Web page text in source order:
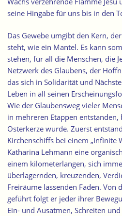
seine Hingabe für uns bis in den
Das Gewebe umgibt den Kern,
steht, wie ein Mantel. Es kann
stehen, für all die Menschen, die
Netzwerk des Glaubens, der
das sich in Solidarität und
Leben in all seinen
Wie der Glaubensweg vieler
in mehreren Etappen entstanden,
Osterkerze wurde. Zuerst
Kirchenschiffs bei einem „Infinite
Katharina Lehmann eine
einem kilometerlangen, sich
überlagernden, kreuzenden,
Freiräume lassenden Faden. Von
geführt folgt er jeder ihrer
Ein- und Ausatmen, Schreiten